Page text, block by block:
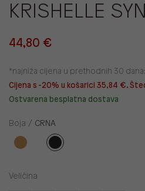
KRISHELLE
44,80 €
*najniža cijena u prethodnih 30 dana:
Cijena s -20% u košarici 35,84 €.
Ostvarena besplatna dostava
Boja / CRNA
Veličina